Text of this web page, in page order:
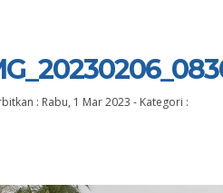
: Rabu, 1 Mar 2023 - Kategori :